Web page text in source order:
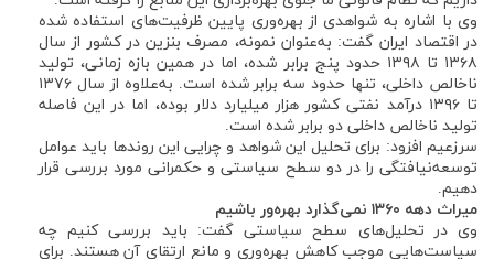
وی با اشاره به شواهدی از بهره‌وری پایین ظرفیت‌های استفاده شده
در اقتصاد ایران گفت: به‌عنوان نمونه، مصرف بنزین در کشور از سال
۱۳۶۸ تا ۱۳۹۸ حدود پنج برابر شده، اما در همین بازه زمانی، تولید
ناخالص داخلی، تنها حدود سه برابر شده است. به‌علاوه از سال ۱۳۷۶
تا ۱۳۹۶ درآمد نفتی کشور هزار میلیارد دلار بوده، اما در این فاصله
تولید ناخالص داخلی دو برابر شده است.
سرزعیم افزود: برای تحلیل این شواهد و چرایی این روندها باید عوامل
توسعه‌نیافتگی را در دو سطح سیاستی و حکمرانی مورد بررسی قرار
دهیم.
میراث دهه ۱۳۶۰ نمی‌گذارد بهره‌ور باشیم
وی در تحلیل‌های سطح سیاستی گفت: باید بررسی کنیم چه
سیاست‌هایی موجب کاهش بهره‌وری و مانع ارتقای آن هستند. برای